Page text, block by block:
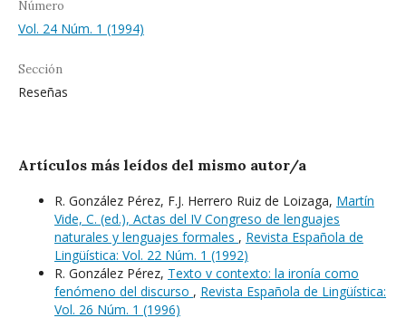
Número
Vol. 24 Núm. 1 (1994)
Sección
Reseñas
Artículos más leídos del mismo autor/a
R. González Pérez, F.J. Herrero Ruiz de Loizaga, Martín
Vide, C. (ed.), Actas del IV Congreso de lenguajes
naturales y lenguajes formales , Revista Española de
Lingüística: Vol. 22 Núm. 1 (1992)
R. González Pérez, Texto v contexto: la ironía como
fenómeno del discurso , Revista Española de Lingüística:
Vol. 26 Núm. 1 (1996)